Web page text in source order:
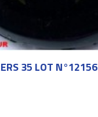
35 LOT N°12156